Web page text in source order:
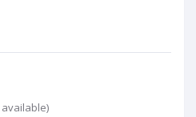
available)